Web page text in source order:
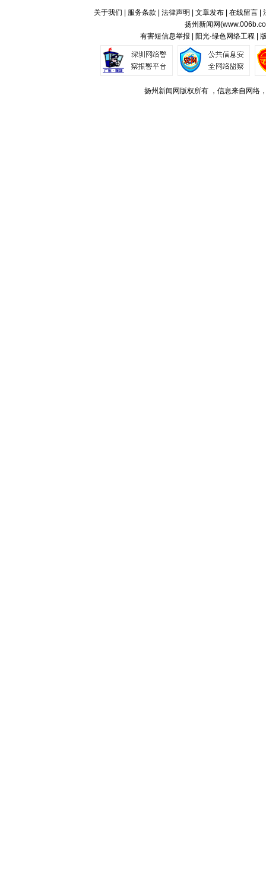
关于我们 服务条款 法律声明 文章发布| 在线留言|
扬州新闻网(
有害短信息举报 | 阳光·绿色网络工程 |
扬州新闻网版权所有 ，信息来自网络